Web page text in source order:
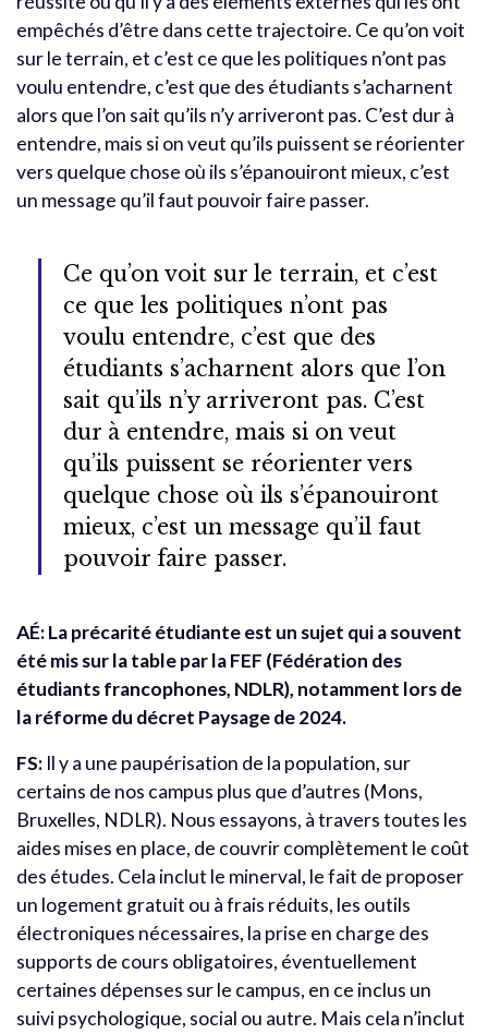
empêchés d’être dans cette trajectoire. Ce qu’on voit
sur le terrain, et c’est ce que les politiques n’ont pas
voulu entendre, c’est que des étudiants s’acharnent
alors que l’on sait qu’ils n’y arriveront pas. C’est dur à
entendre, mais si on veut qu’ils puissent se réorienter
vers quelque chose où ils s’épanouiront mieux, c’est
un message qu’il faut pouvoir faire passer.
Ce qu’on voit sur le terrain, et c’est
ce que les politiques n’ont pas
voulu entendre, c’est que des
étudiants s’acharnent alors que l’on
sait qu’ils n’y arriveront pas. C’est
dur à entendre, mais si on veut
qu’ils puissent se réorienter vers
quelque chose où ils s’épanouiront
mieux, c’est un message qu’il faut
pouvoir faire passer.
AÉ: La précarité étudiante est un sujet qui a souvent
été mis sur la table par la FEF (Fédération des
étudiants francophones, NDLR), notamment lors de
la réforme du décret Paysage de 2024.
FS: Il y a une paupérisation de la population, sur
certains de nos campus plus que d’autres (Mons,
Bruxelles, NDLR). Nous essayons, à travers toutes les
aides mises en place, de couvrir complètement le coût
des études. Cela inclut le minerval, le fait de proposer
un logement gratuit ou à frais réduits, les outils
électroniques nécessaires, la prise en charge des
supports de cours obligatoires, éventuellement
certaines dépenses sur le campus, en ce inclus un
suivi psychologique, social ou autre. Mais cela n’inclut